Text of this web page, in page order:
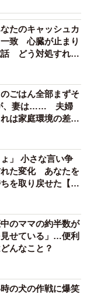
たのキャッシュカ
一致 心臓が止まり
どう対処すれ
ごはん全部まずそ
、妻は…… 夫婦
は家庭環境の差？
」 小さな言い争
れた変化 あなたを
を取り戻せた【漫
のママの約半数が
見せている」…便利
んなこと？
の犬の作戦に爆笑